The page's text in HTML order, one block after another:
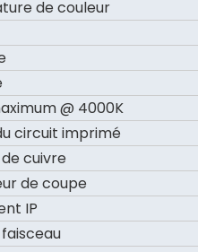
de couleur
@ 4000K
circuit imprimé
cuivre
de coupe
IP